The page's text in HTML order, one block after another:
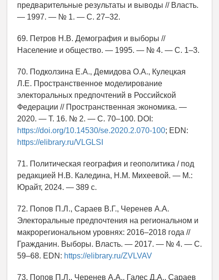
предварительные результаты и выводы // Власть.
— 1997. — № 1. — С. 27–32.
69. Петров Н.В. Демография и выборы //
Население и общество. — 1995. — № 4. — С. 1–3.
70. Подколзина Е.А., Демидова О.А., Кулецкая
Л.Е. Пространственное моделирование
электоральных предпочтений в Российской
Федерации // Пространственная экономика. —
2020. — Т. 16. № 2. — С. 70–100. DOI:
https://doi.org/10.14530/se.2020.2.070-100; EDN:
https://elibrary.ru/VLGLSI
71. Политическая география и геополитика / под
редакцией Н.В. Каледина, Н.М. Михеевой. — М.:
Юрайт, 2024. — 389 с.
72. Попов П.Л., Сараев В.Г., Черенев А.А.
Электоральные предпочтения на региональном и
макрорегиональном уровнях: 2016–2018 года //
Гражданин. Выборы. Власть. — 2017. — № 4. — С.
59–68. EDN: https://elibrary.ru/ZVLVAV
73. Попов П.Л., Черенев А.А., Галес Д.А., Сараев